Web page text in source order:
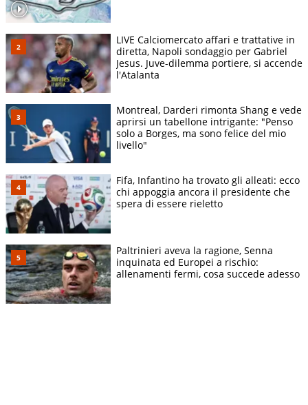
LIVE Calciomercato affari e trattative in
diretta, Napoli sondaggio per Gabriel
Jesus. Juve-dilemma portiere, si accende
l'Atalanta
Montreal, Darderi rimonta Shang e vede
aprirsi un tabellone intrigante: "Penso
solo a Borges, ma sono felice del mio
livello"
Fifa, Infantino ha trovato gli alleati: ecco
chi appoggia ancora il presidente che
spera di essere rieletto
Paltrinieri aveva la ragione, Senna
inquinata ed Europei a rischio:
allenamenti fermi, cosa succede adesso